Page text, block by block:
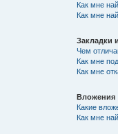
Как мне
Как мне
Закладки
Чем
Как мне
Как мне
Вложения
Какие
Как мне